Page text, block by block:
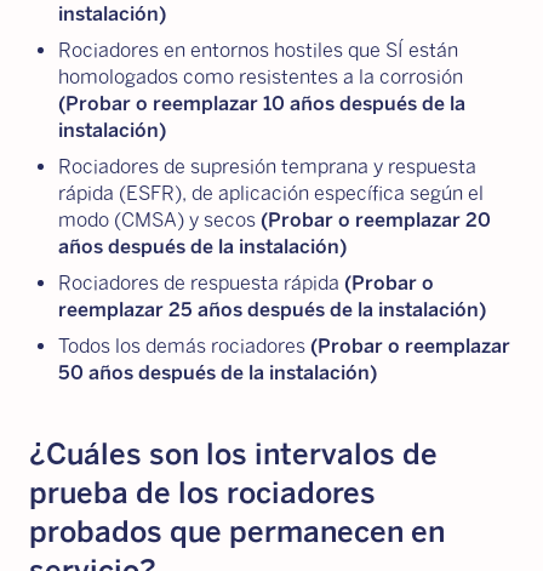
instalación)
Rociadores en entornos hostiles que SÍ están
homologados como resistentes a la corrosión
(Probar o reemplazar 10 años después de la
instalación)
Rociadores de supresión temprana y respuesta
rápida (ESFR), de aplicación específica según el
modo (CMSA) y secos (Probar o reemplazar 20
años después de la instalación)
Rociadores de respuesta rápida (Probar o
reemplazar 25 años después de la instalación)
Todos los demás rociadores (Probar o reemplazar
50 años después de la instalación)
¿Cuáles son los intervalos de
prueba de los rociadores
probados que permanecen en